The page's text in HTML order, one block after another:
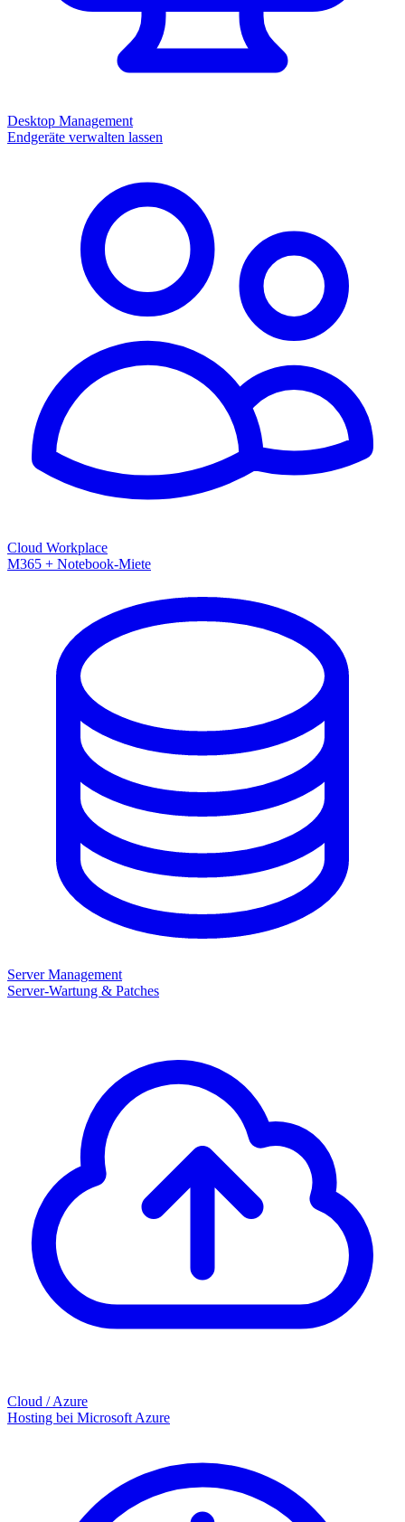
Desktop Management
Endgeräte verwalten lassen
Cloud Workplace
M365 + Notebook-Miete
Server Management
Server-Wartung & Patches
Cloud / Azure
Hosting bei Microsoft Azure